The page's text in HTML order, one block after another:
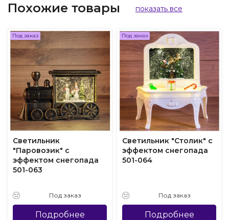
Похожие товары показать все
Под заказ
Светильник
"Паровозик" с
эффектом снегопада
501-063
Под заказ
Подробнее
Под заказ
Светильник "Столик" с
эффектом снегопада
501-064
Под заказ
Подробнее